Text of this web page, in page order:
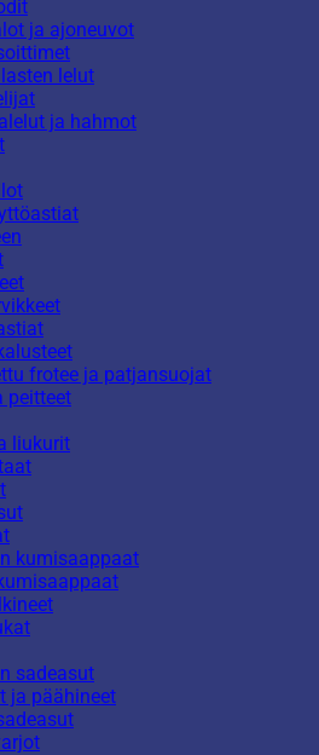
ja ajoneuvot
lelut
ja hahmot
frotee ja patjansuojat
peitteet
liukurit
kumisaappaat
sadeasut
ja päähineet